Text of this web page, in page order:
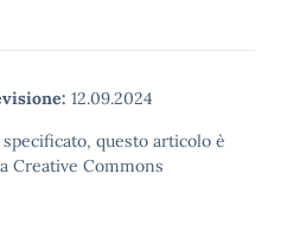
12.09.2024
questo articolo è
Creative Commons